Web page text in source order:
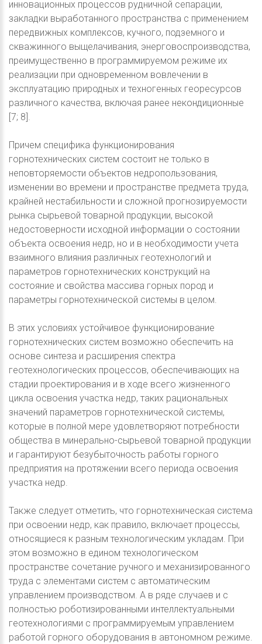
инновационных процессов рудничной сепарации,
закладки выработанного пространства с применением
передвижных комплексов, кучного, подземного и
скважинного выщелачивания, энерговоспроизводства,
преимущественно в программируемом режиме их
реализации при одновременном вовлечении в
эксплуатацию природных и техногенных георесурсов
различного качества, включая ранее некондиционные
[7; 8].
Причем специфика функционирования
горнотехнических систем состоит не только в
неповторяемости объектов недропользования,
изменении во времени и пространстве предмета труда,
крайней нестабильности и сложной прогнозируемости
рынка сырьевой товарной продукции, высокой
недостоверности исходной информации о состоянии
объекта освоения недр, но и в необходимости учета
взаимного влияния различных геотехнологий и
параметров горнотехнических конструкций на
состояние и свойства массива горных пород и
параметры горнотехнической системы в целом.
В этих условиях устойчивое функционирование
горнотехнических систем возможно обеспечить на
основе синтеза и расширения спектра
геотехнологических процессов, обеспечивающих на
стадии проектирования и в ходе всего жизненного
цикла освоения участка недр, таких рациональных
значений параметров горнотехнической системы,
которые в полной мере удовлетворяют потребности
общества в минерально-сырьевой товарной продукции
и гарантируют безубыточность работы горного
предприятия на протяжении всего периода освоения
участка недр.
Также следует отметить, что горнотехническая система
при освоении недр, как правило, включает процессы,
относящиеся к разным технологическим укладам. При
этом возможно в едином технологическом
пространстве сочетание ручного и механизированного
труда с элементами систем с автоматическим
управлением производством. А в ряде случаев и с
полностью роботизированными интеллектуальными
геотехнологиями с программируемым управлением
работой горного оборудования в автономном режиме.